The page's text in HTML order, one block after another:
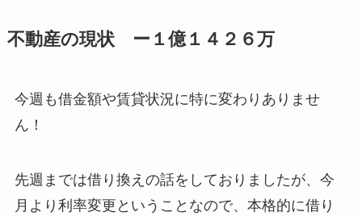
不動産の現状 ー１億１４２６万
今週も借金額や賃貸状況に特に変わりありませ
ん！
先週までは借り換えの話をしておりましたが、今
月より利率変更ということなので、本格的に借り